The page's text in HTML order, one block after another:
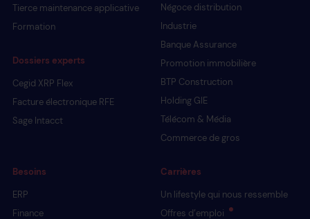
Tierce maintenance applicative
Formation
Dossiers experts
Cegid XRP Flex
Facture électronique RFE
Sage Intacct
Négoce distribution
Industrie
Banque Assurance
Promotion immobilière
BTP Construction
Holding GIE
Télécom & Média
Commerce de gros
Besoins
ERP
Finance
Carrières
Un lifestyle qui nous ressemble
Offres d’emploi